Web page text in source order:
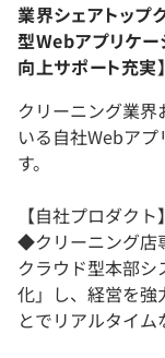
業界シェアトッ
型Webアプリケ
向上サポート充実】
クリーニング業
いる自社Webア
す。
【自社プロダクト】
◆クリーニング店
クラウド型本部シ
化」し、経営を強
とでリアルタイム